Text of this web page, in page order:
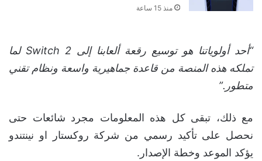
منذ 15 ساعة
“أحد أولوياتنا هو توسيع رقعة ألعابنا إلى Switch 2 لما
تملكه هذه المنصة من قاعدة جماهيرية واسعة ونظام تقني
متطور.”
مع ذلك، تبقى كل هذه المعلومات مجرد شائعات حتى
نحصل على تأكيد رسمي من شركة روكستار او نينتندو
يؤكد الموعد وخطة الإصدار.